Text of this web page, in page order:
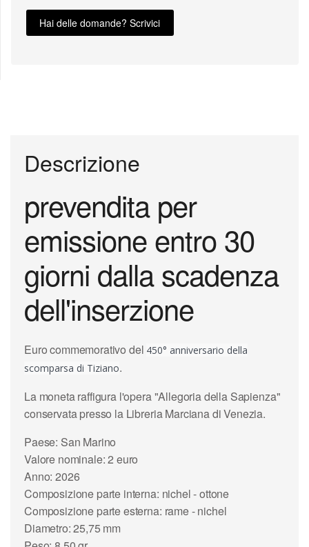
Hai delle domande? Scrivici
Descrizione
prevendita per
emissione entro 30
giorni dalla scadenza
dell'inserzione
Euro commemorativo del 450° anniversario della
scomparsa di Tiziano.
La moneta raffigura l'opera "Allegoria della Sapienza"
conservata presso la Libreria Marciana di Venezia.
Paese: San Marino
Valore nominale: 2 euro
Anno: 2026
Composizione parte interna: nichel - ottone
Composizione parte esterna: rame - nichel
Diametro: 25,75 mm